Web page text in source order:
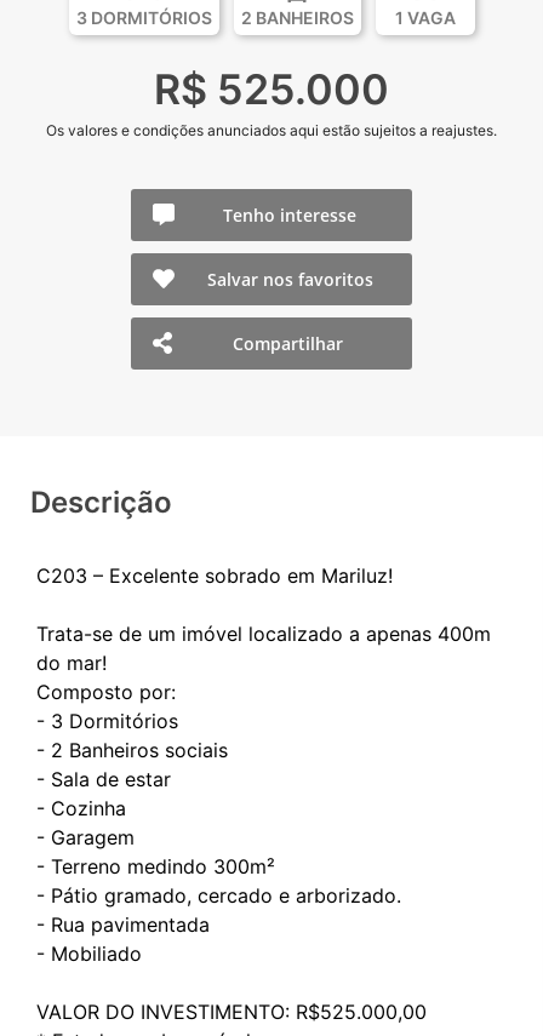
3 DORMITÓRIOS 2 BANHEIROS 1 VAGA
R$ 525.000
Os valores e condições anunciados aqui estão sujeitos a reajustes.
Tenho interesse
Salvar nos favoritos
Compartilhar
Descrição
C203 – Excelente sobrado em Mariluz!
Trata-se de um imóvel localizado a apenas 400m
do mar!
Composto por:
- 3 Dormitórios
- 2 Banheiros sociais
- Sala de estar
- Cozinha
- Garagem
- Terreno medindo 300m²
- Pátio gramado, cercado e arborizado.
- Rua pavimentada
- Mobiliado
VALOR DO INVESTIMENTO: R$525.000,00